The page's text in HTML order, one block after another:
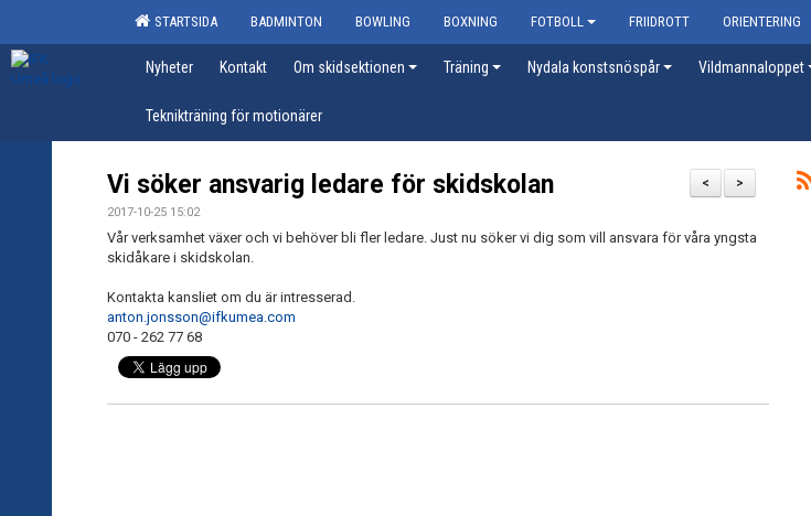
STARTSIDA BADMINTON BOWLING BOXNING FOTBOLL FRIIDROTT ORIENTERING
Nyheter Kontakt Om skidsektionen Träning Nydala konstsnöspår Vildmannaloppet
Teknikträning för motionärer
>
<
Vi söker ansvarig ledare för skidskolan
2017-10-25 15:02
Vår verksamhet växer och vi behöver bli fler ledare. Just nu söker vi dig som vill ansvara för våra yngsta
skidåkare i skidskolan.
Kontakta kansliet om du är intresserad.
anton.jonsson@ifkumea.com
070 - 262 77 68